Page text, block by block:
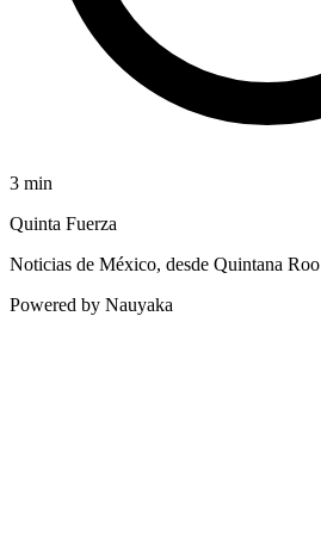
3 min
Quinta Fuerza
Noticias de México, desde Quintana Roo
Powered by Nauyaka